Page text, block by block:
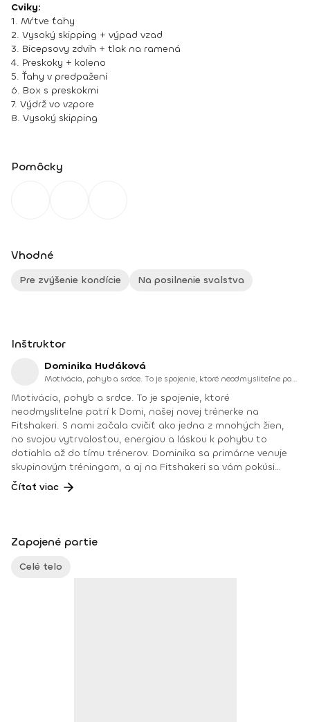
Cviky:
1. Mŕtve ťahy
2. Vysoký skipping + výpad vzad
3. Bicepsovy zdvih + tlak na ramená
4. Preskoky + koleno
5. Ťahy v predpažení
6. Box s preskokmi
7. Výdrž vo vzpore
8. Vysoký skipping
Pomôcky
Vhodné
Pre zvýšenie kondície Na posilnenie svalstva
Inštruktor
Dominika Hudáková
Motivácia, pohyb a srdce. To je spojenie, ktoré neodmysliteľne patrí k Domi, našej novej trénerke na Fitshakeri.
Motivácia, pohyb a srdce. To je spojenie, ktoré
neodmysliteľne patrí k Domi, našej novej trénerke na
Fitshakeri. S nami začala cvičiť ako jedna z mnohých žien,
no svojou vytrvalosťou, energiou a láskou k pohybu to
dotiahla až do tímu trénerov. Dominika sa primárne venuje
skupinovým tréningom, a aj na Fitshakeri sa vám pokúsi
priniesť domov pozitívnu energiu, radosť z pohybu a
motiváciu nevzdať sa. Jej cvičenia sú zamerané na kardio,
na úroveň kondície. Veríme, že s Domi objavíš v sebe silu,
ktorú si možno ani netušila, že máš. Vzdelanie a kurzy:
02/2024 - Certifikovaný kurz kondičný tréner 1.
Čítať viac
Zapojené partie
Celé telo